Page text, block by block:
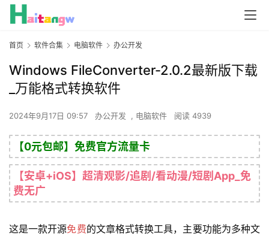
首页 软件合集 电脑软件 办公开发
Windows FileConverter-2.0.2最新版下载
_万能格式转换软件
2024年9月17日 09:57 办公开发 , 电脑软件 阅读 4939
【0元包邮】免费官方流量卡
【安卓+iOS】超清观影/追剧/看动漫/短剧App_免
费无广
这是一款开源免费的文章格式转换工具，主要功能为多种文